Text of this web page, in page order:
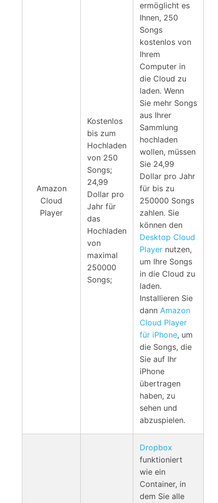
Amazon
Cloud
Player
Kostenlos
bis zum
Hochladen
von 250
Songs;
24,99
Dollar pro
Jahr für
das
Hochladen
von
maximal
250000
Songs;
ermöglicht es
Ihnen, 250
Songs
kostenlos von
Ihrem
Computer in
die Cloud zu
laden. Wenn
Sie mehr Songs
aus Ihrer
Sammlung
hochladen
wollen, müssen
Sie 24,99
Dollar pro Jahr
für bis zu
250000 Songs
zahlen. Sie
können den
Desktop Cloud
Player nutzen,
um Ihre Songs
in die Cloud zu
laden.
Installieren Sie
dann Amazon
Cloud Player
für iPhone, um
die Songs, die
Sie auf Ihr
iPhone
übertragen
haben, zu
sehen und
abzuspielen.
Dropbox
funktioniert
wie ein
Container, in
dem Sie alle